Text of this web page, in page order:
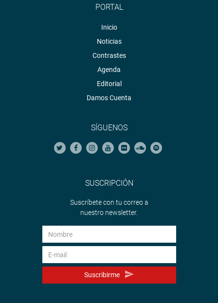
PORTAL
Inicio
Noticias
Contrastes
Agenda
Editorial
Damos Cuenta
SÍGUENOS
SUSCRIPCIÓN
Suscríbete con tu correo a
nuestro newsletter.
Suscribirme